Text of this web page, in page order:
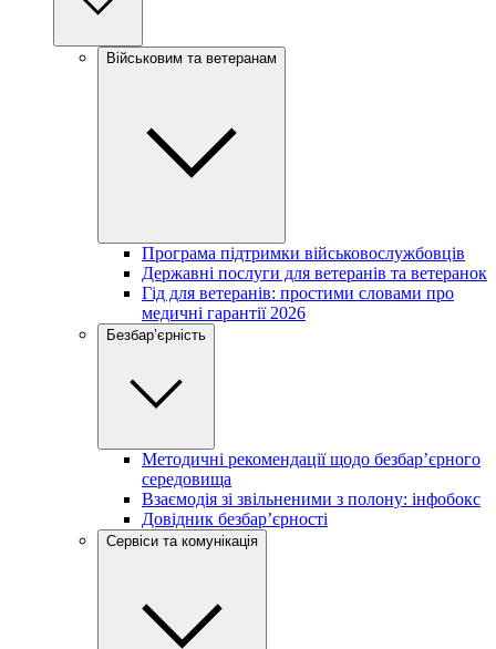
Військовим та ветеранам
Програма підтримки військовослужбовців
Державні послуги для ветеранів та ветеранок
Гід для ветеранів: простими словами про
медичні гарантії 2026
Безбар’єрність
Методичні рекомендації щодо безбар’єрного
середовища
Взаємодія зі звільненими з полону: інфобокс
Довідник безбар’єрності
Сервіси та комунікація